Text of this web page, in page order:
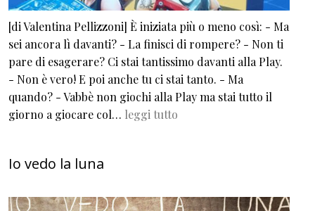
[di Valentina Pellizzoni] È iniziata più o meno così: - Ma
sei ancora lì davanti? - La finisci di rompere? - Non ti
pare di esagerare? Ci stai tantissimo davanti alla Play.
- Non è vero! E poi anche tu ci stai tanto. - Ma
quando? - Vabbè non giochi alla Play ma stai tutto il
giorno a giocare col… leggi tutto
Io vedo la luna